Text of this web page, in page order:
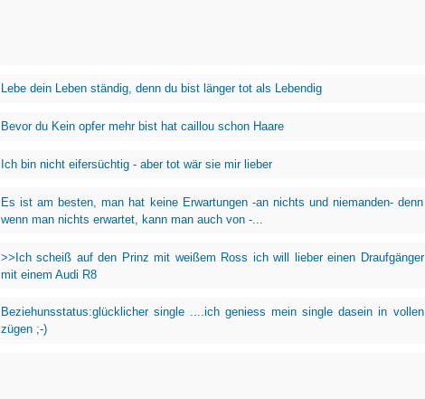
Lebe dein Leben ständig, denn du bist länger tot als Lebendig
Bevor du Kein opfer mehr bist hat caillou schon Haare
Ich bin nicht eifersüchtig - aber tot wär sie mir lieber
Es ist am besten, man hat keine Erwartungen -an nichts und niemanden- denn
wenn man nichts erwartet, kann man auch von -...
>>Ich scheiß auf den Prinz mit weißem Ross ich will lieber einen Draufgänger
mit einem Audi R8
Beziehunsstatus:glücklicher single ....ich geniess mein single dasein in vollen
zügen ;-)